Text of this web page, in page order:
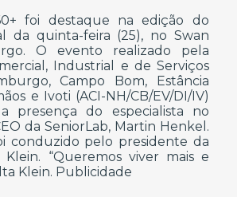
foi destaque na edição do
da quinta-feira (25), no Swan
O evento realizado pela
Industrial e de Serviços
Campo Bom, Estância
e Ivoti (ACI-NH/CB/EV/DI/IV)
presença do especialista no
da SeniorLab, Martin Henkel.
conduzido pelo presidente da
Klein. “Queremos viver mais e
Klein. Publicidade